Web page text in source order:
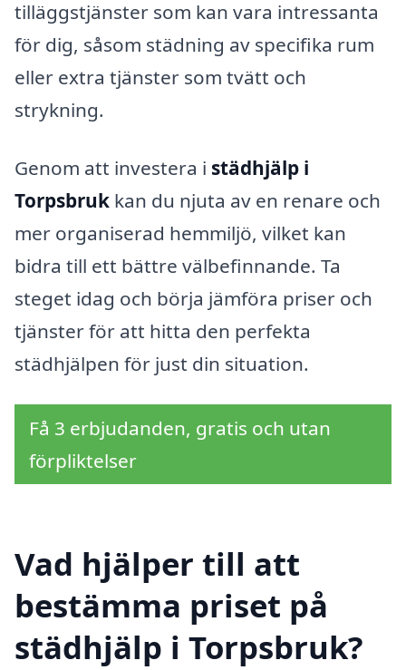
tilläggstjänster som kan vara intressanta
för dig, såsom städning av specifika rum
eller extra tjänster som tvätt och
strykning.
Genom att investera i städhjälp i
Torpsbruk kan du njuta av en renare och
mer organiserad hemmiljö, vilket kan
bidra till ett bättre välbefinnande. Ta
steget idag och börja jämföra priser och
tjänster för att hitta den perfekta
städhjälpen för just din situation.
Få 3 erbjudanden, gratis och utan
förpliktelser
Vad hjälper till att
bestämma priset på
städhjälp i Torpsbruk?